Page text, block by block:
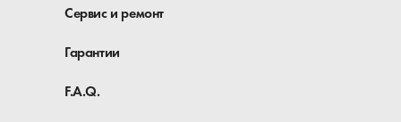
Сервис и ремонт
Гарантии
F.A.Q.